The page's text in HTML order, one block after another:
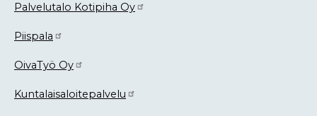
Palvelutalo Kotipiha Oy
Piispala
OivaTyö Oy
Kuntalaisaloitepalvelu